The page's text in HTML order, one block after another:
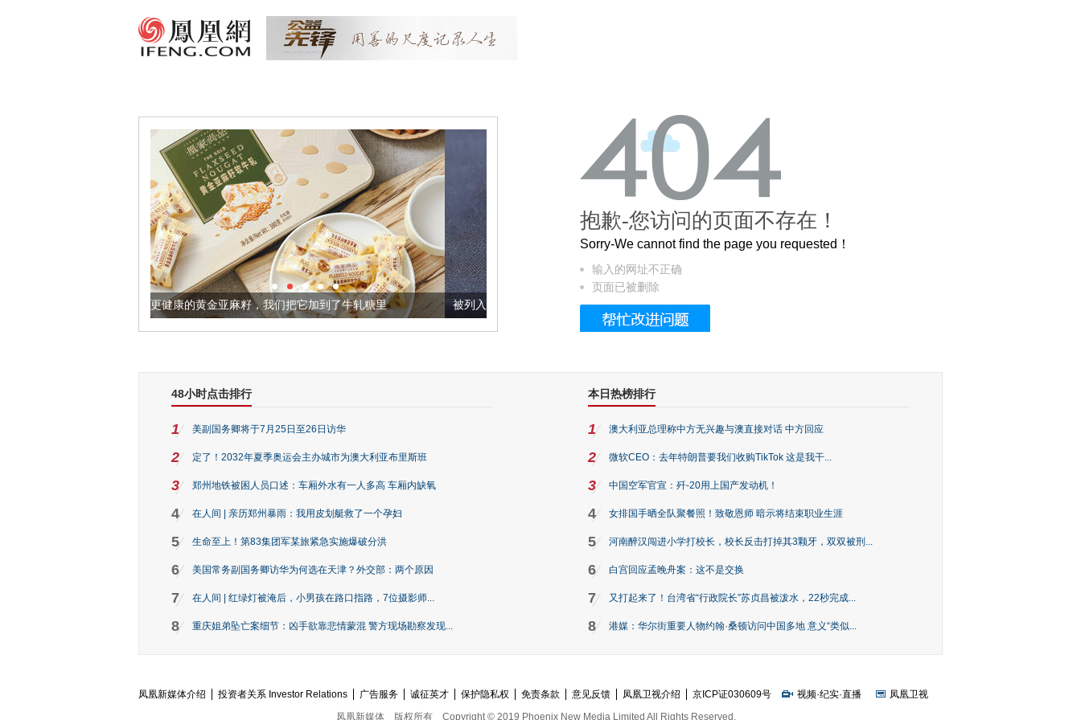
让身体更健康的黄金亚麻籽，我们把它加到了牛轧糖里 被列入佛家七宝的它到底有多美？ 这个3.2米的长卷，还原了600岁的紫禁城
抱歉-您访问的页面不存在！
Sorry-We cannot find the page you requested！
输入的网址不正确
页面已被删除
48小时点击排行
1 美副国务卿将于7月25日至26日访华
2 定了！2032年夏季奥运会主办城市为澳大利亚布里斯班
3 郑州地铁被困人员口述：车厢外水有一人多高 车厢内缺氧
4 在人间 | 亲历郑州暴雨：我用皮划艇救了一个孕妇
5 生命至上！第83集团军某旅紧急实施爆破分洪
6 美国常务副国务卿访华为何选在天津？外交部：两个原因
7 在人间 | 红绿灯被淹后，小男孩在路口指路，7位摄影师...
8 重庆姐弟坠亡案细节：凶手欲靠悲情蒙混 警方现场勘察发现...
本日热榜排行
1 澳大利亚总理称中方无兴趣与澳直接对话 中方回应
2 微软CEO：去年特朗普要我们收购TikTok 这是我干...
3 中国空军官宣：歼-20用上国产发动机！
4 女排国手晒全队聚餐照！致敬恩师 暗示将结束职业生涯
5 河南醉汉闯进小学打校长，校长反击打掉其3颗牙，双双被刑...
6 白宫回应孟晚舟案：这不是交换
7 又打起来了！台湾省“行政院长”苏贞昌被泼水，22秒完成...
8 港媒：华尔街重要人物约翰·桑顿访问中国多地 意义“类似...
凤凰新媒体介绍 投资者关系 Investor Relations 广告服务 诚征英才 保护隐私权 免责条款 意见反馈 凤凰卫视介绍 京ICP证030609号 视频·纪实·直播
凤凰卫视
凤凰新媒体
版权所有 Copyright © 2019 Phoenix New Media Limited All Rights Reserved.